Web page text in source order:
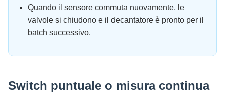
Quando il sensore commuta nuovamente, le
valvole si chiudono e il decantatore è pronto per il
batch successivo.
Switch puntuale o misura continua